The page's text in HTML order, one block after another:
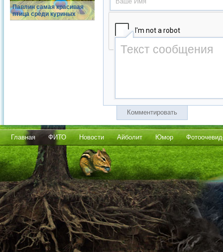
Павлин самая красивая
птица среди куриных
Комментировать
Главная ФИТО Новости Айболит Юмор